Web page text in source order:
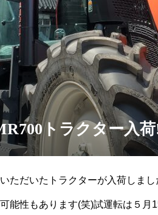
トラクター入
ただいたトラクターが入荷しま
能性もあります(笑)試運転は５月